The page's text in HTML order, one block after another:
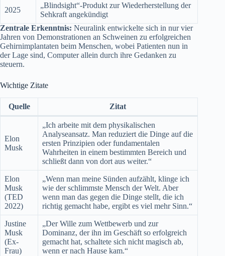
2025
„Blindsight“-Produkt zur Wiederherstellung der
Sehkraft angekündigt
Zentrale Erkenntnis: Neuralink entwickelte sich in nur vier
Jahren von Demonstrationen an Schweinen zu erfolgreichen
Gehirnimplantaten beim Menschen, wobei Patienten nun in
der Lage sind, Computer allein durch ihre Gedanken zu
steuern.
Wichtige Zitate
Quelle Zitat
Elon
Musk
„Ich arbeite mit dem physikalischen
Analyseansatz. Man reduziert die Dinge auf die
ersten Prinzipien oder fundamentalen
Wahrheiten in einem bestimmten Bereich und
schließt dann von dort aus weiter.“
Elon
Musk
(TED
2022)
„Wenn man meine Sünden aufzählt, klinge ich
wie der schlimmste Mensch der Welt. Aber
wenn man das gegen die Dinge stellt, die ich
richtig gemacht habe, ergibt es viel mehr Sinn.“
Justine
Musk
(Ex-
Frau)
„Der Wille zum Wettbewerb und zur
Dominanz, der ihn im Geschäft so erfolgreich
gemacht hat, schaltete sich nicht magisch ab,
wenn er nach Hause kam.“